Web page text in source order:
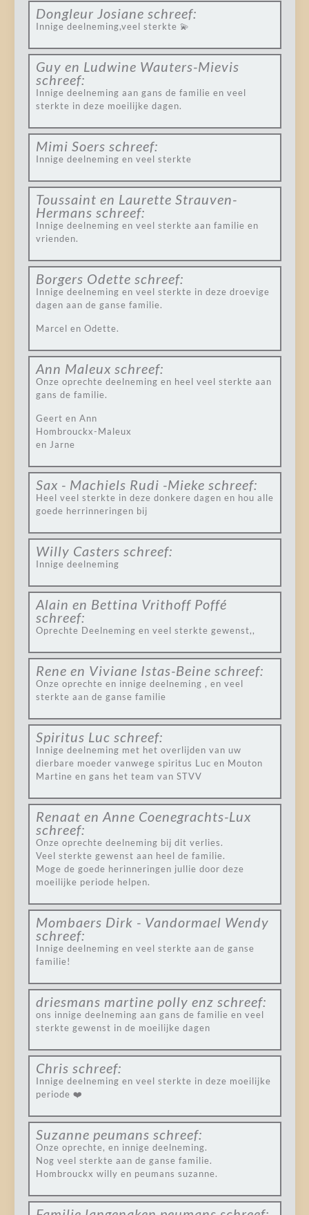
Dongleur Josiane schreef:
Innige deelneming,veel sterkte 💫
Guy en Ludwine Wauters-Mievis
schreef:
Innige deelneming aan gans de familie en veel
sterkte in deze moeilijke dagen.
Mimi Soers schreef:
Innige deelneming en veel sterkte
Toussaint en Laurette Strauven-
Hermans schreef:
Innige deelneming en veel sterkte aan familie en
vrienden.
Borgers Odette schreef:
Innige deelneming en veel sterkte in deze droevige
dagen aan de ganse familie.
Marcel en Odette.
Ann Maleux schreef:
Onze oprechte deelneming en heel veel sterkte aan
gans de familie.
Geert en Ann
Hombrouckx-Maleux
en Jarne
Sax - Machiels Rudi -Mieke schreef:
Heel veel sterkte in deze donkere dagen en hou alle
goede herrinneringen bij
Willy Casters schreef:
Innige deelneming
Alain en Bettina Vrithoff Poffé
schreef:
Oprechte Deelneming en veel sterkte gewenst,,
Rene en Viviane Istas-Beine schreef:
Onze oprechte en innige deelneming , en veel
sterkte aan de ganse familie
Spiritus Luc schreef:
Innige deelneming met het overlijden van uw
dierbare moeder vanwege spiritus Luc en Mouton
Martine en gans het team van STVV
Renaat en Anne Coenegrachts-Lux
schreef:
Onze oprechte deelneming bij dit verlies.
Veel sterkte gewenst aan heel de familie.
Moge de goede herinneringen jullie door deze
moeilijke periode helpen.
Mombaers Dirk - Vandormael Wendy
schreef:
Innige deelneming en veel sterkte aan de ganse
familie!
driesmans martine polly enz schreef:
ons innige deelneming aan gans de familie en veel
sterkte gewenst in de moeilijke dagen
Chris schreef:
Innige deelneming en veel sterkte in deze moeilijke
periode ❤️
Suzanne peumans schreef:
Onze oprechte, en innige deelneming.
Nog veel sterkte aan de ganse familie.
Hombrouckx willy en peumans suzanne.